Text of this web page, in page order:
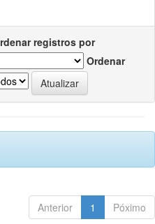
registros por
Ordenar
Anterior 1 Póximo